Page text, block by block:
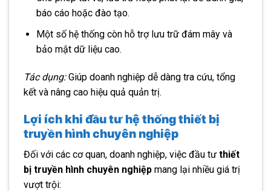
báo cáo hoặc đào tạo.
Một số hệ thống còn hỗ trợ lưu trữ đám mây và
bảo mật dữ liệu cao.
Tác dụng:Giúp doanh nghiệp dễ dàng tra cứu, tổng
kết và nâng cao hiệu quả quản trị.
Lợi ích khi đầu tư hệ thống thiết bị
truyền hình chuyên nghiệp
Đối với các cơ quan, doanh nghiệp, việc đầu tư thiết
bị truyền hình chuyên nghiệp mang lại nhiều giá trị
vượt trội: